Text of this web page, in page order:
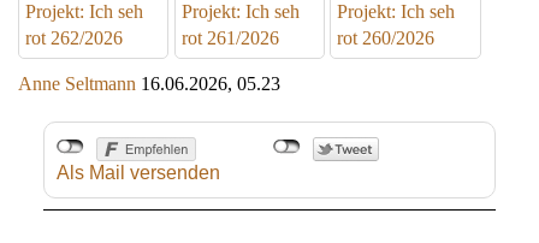
Projekt: Ich seh
rot 262/2026
Projekt: Ich seh
rot 261/2026
Projekt: Ich seh
rot 260/2026
Anne Seltmann 16.06.2026, 05.23
Als Mail versenden